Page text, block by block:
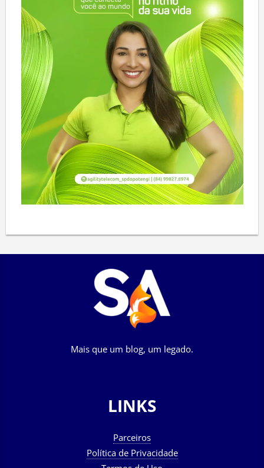
Mais que um blog, um legado.
LINKS
Parceiros
Política de Privacidade